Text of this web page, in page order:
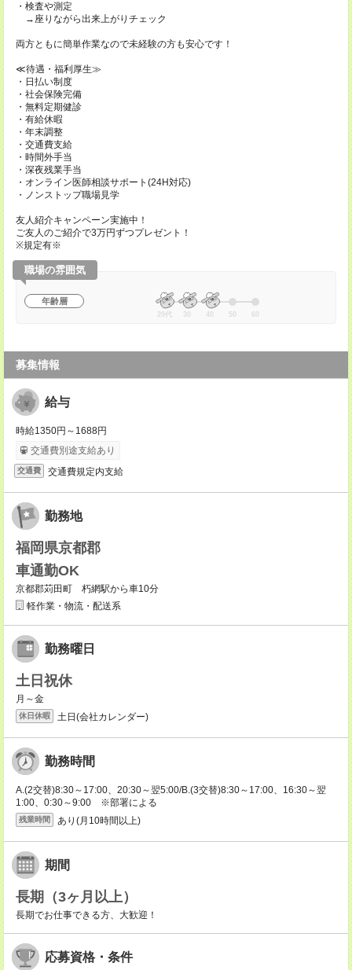
・検査や測定
→座りながら出来上がりチェック
両方ともに簡単作業なので未経験の方も安心です！
≪待遇・福利厚生≫
・日払い制度
・社会保険完備
・無料定期健診
・有給休暇
・年末調整
・交通費支給
・時間外手当
・深夜残業手当
・オンライン医師相談サポート(24H対応)
・ノンストップ職場見学
友人紹介キャンペーン実施中！
ご友人のご紹介で3万円ずつプレゼント！
※規定有※
職場の雰囲気
年齢層
20代 30 40 50 60
募集情報
給与
時給1350円～1688円
交通費別途支給あり
交通費 交通費規定内支給
勤務地
福岡県京都郡
車通勤OK
京都郡苅田町 朽網駅から車10分
軽作業・物流・配送系
勤務曜日
土日祝休
月～金
休日休暇 土日(会社カレンダー)
勤務時間
A.(2交替)8:30～17:00、20:30～翌5:00/B.(3交替)8:30～17:00、16:30～翌
1:00、0:30～9:00 ※部署による
残業時間 あり(月10時間以上)
期間
長期（3ヶ月以上）
長期でお仕事できる方、大歓迎！
応募資格・条件